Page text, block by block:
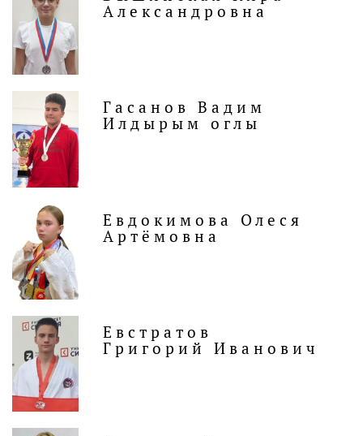
Александровна
Гасанов Вадим
Илдырым оглы
Евдокимова Олеся
Артёмовна
Евстратов
Григорий Иванович